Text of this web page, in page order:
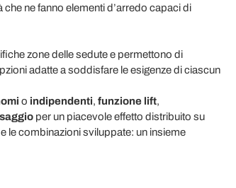
che ne fanno elementi d’arredo capaci di
zone delle sedute e permettono di
adatte a soddisfare le esigenze di ciascun
o indipendenti, funzione lift,
per un piacevole effetto distribuito su
le combinazioni sviluppate: un insieme